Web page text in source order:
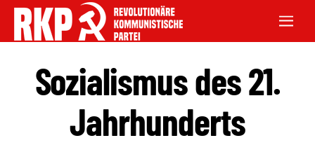
Sozialismus des 21.
Jahrhunderts